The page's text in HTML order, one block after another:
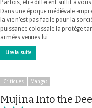
Parfois, être différent suffit à vous
Dans une époque médiévale
la vie n’est pas facile pour la
puissance colossale la protège
armées venues lui …
Lire la suite
Critiques Mangas
Mujina Into the